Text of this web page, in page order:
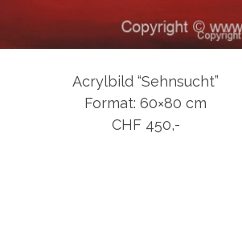
Acrylbild “Sehnsucht”
Format: 60×80 cm
CHF 450,-